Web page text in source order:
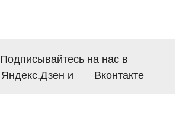
Подписывайтесь на нас в
Яндекс.Дзен и Вконтакте